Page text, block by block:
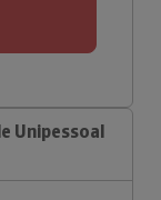
Unipessoal